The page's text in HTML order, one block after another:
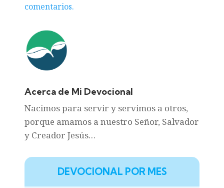
comentarios.
Acerca de Mi Devocional
Nacimos para servir y servimos a otros,
porque amamos a nuestro Señor, Salvador
y Creador Jesús…
DEVOCIONAL POR MES